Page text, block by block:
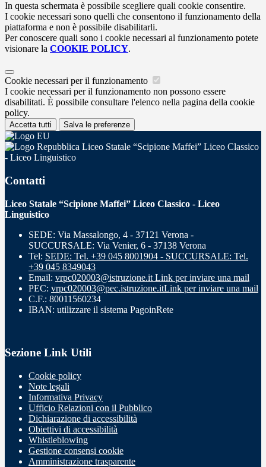
In questa schermata è possibile scegliere quali cookie consentire.
I cookie necessari sono quelli che consentono il funzionamento della
piattaforma e non è possibile disabilitarli.
Per conoscere quali sono i cookie necessari al funzionamento potete
visionare la COOKIE POLICY.
Cookie necessari per il funzionamento
I cookie necessari per il funzionamento non possono essere
disabilitati. È possibile consultare l'elenco nella pagina della cookie
policy.
Accetta tutti Salva le preferenze
Liceo Statale “Scipione Maffei” Liceo Classico
- Liceo Linguistico
Contatti
Liceo Statale “Scipione Maffei” Liceo Classico - Liceo
Linguistico
SEDE: Via Massalongo, 4 - 37121 Verona -
SUCCURSALE: Via Venier, 6 - 37138 Verona
Tel: SEDE: Tel. +39 045 8001904 - SUCCURSALE: Tel.
+39 045 8349043
Email: vrpc020003@istruzione.it Link per inviare una mail
PEC: vrpc020003@pec.istruzione.itLink per inviare una mail
C.F.: 80011560234
IBAN: utilizzare il sistema PagoinRete
Sezione Link Utili
Cookie policy
Note legali
Informativa Privacy
Ufficio Relazioni con il Pubblico
Dichiarazione di accessibilità
Obiettivi di accessibilità
Whistleblowing
Gestione consensi cookie
Amministrazione trasparente